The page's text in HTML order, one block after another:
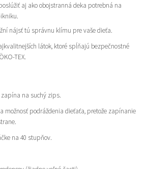
aj ako obojstranná deka potrebná na
nájsť tú správnu klímu pre vaše dieťa.
látok, ktoré spĺňajú bezpečnostné
TEX.
na suchý zips.
možnosť podráždenia dieťaťa, pretože zapínanie
na 40 stupňov.